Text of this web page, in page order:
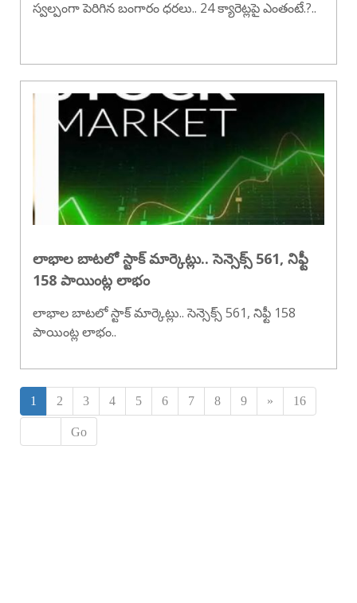
స్వల్పంగా పెరిగిన బంగారం ధరలు.. 24 క్యారెట్లపై ఎంతంటే.?..
లాభాల బాటలో స్టాక్ మార్కెట్లు.. సెన్సెక్స్ 561, నిఫ్టీ
158 పాయింట్ల లాభం
లాభాల బాటలో స్టాక్ మార్కెట్లు.. సెన్సెక్స్ 561, నిఫ్టీ 158
పాయింట్ల లాభం..
1 2 3 4 5 6 7 8 9 » 16
Go